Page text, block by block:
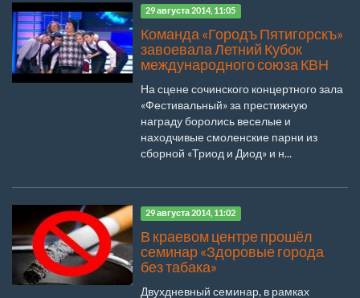
29 августа 2014, 11:05
Команда «Городъ Пятигорскъ»
завоевала Летний Кубок
международного союза КВН
На сцене сочинского концертного зала
«Фестивальный» за престижную
награду боролись веселые и
находчивые смоленские парни из
сборной «Триод и Диод» и н...
29 августа 2014, 11:02
В краевом центре прошёл
семинар «Здоровые города
без табака»
Двухдневный семинар, в рамках